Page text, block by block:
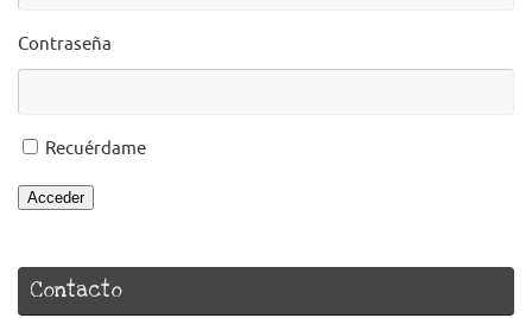
Contraseña
Recuérdame
Acceder
Contacto